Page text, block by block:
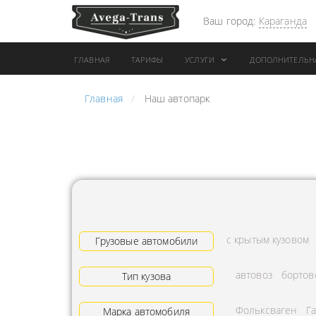
Ваш город: Караганда
ГЛАВНАЯ ТАРИФЫ УСЛУГИ
АРЕНДА АВТОБУСА
ГРУЗОВАЯ ТЕХНИКА
ПЕРЕВОЗКА ТРУБ
АРЕНДА БУЛЬДОЗЕРА
Главная Наш автопарк
Грузовые автомобили с крытым кузовом
Тип кузова автовоз
Марка автомобиля Фольксваген